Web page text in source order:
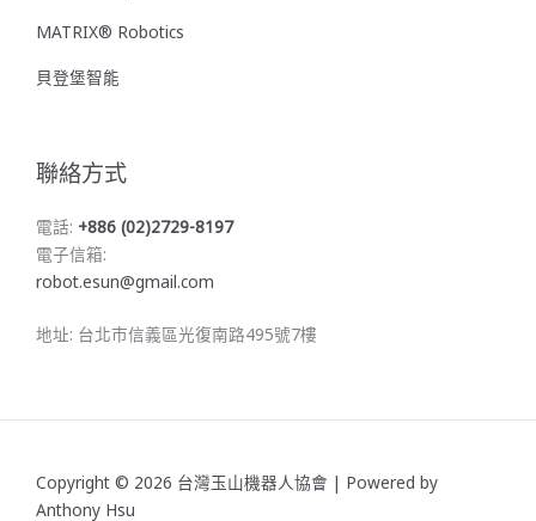
MATRIX® Robotics
貝登堡智能
聯絡方式
電話: +886 (02)2729-8197
電子信箱:
robot.esun@gmail.com
地址: 台北市信義區光復南路495號7樓
Copyright © 2026 台灣玉山機器人協會 | Powered by
Anthony Hsu